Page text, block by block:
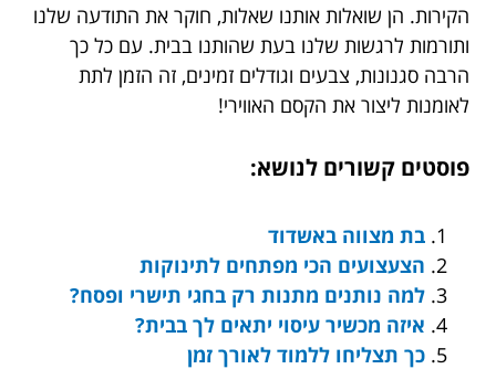
הקירות. הן שואלות אותנו שאלות, חוקר את התודעה שלנו
ותורמות לרגשות שלנו בעת שהותנו בבית. עם כל כך
הרבה סגנונות, צבעים וגודלים זמינים, זה הזמן לתת
לאומנות ליצור את הקסם האווירי!
פוסטים קשורים לנושא:
בת מצווה באשדוד
הצעצועים הכי מפתחים לתינוקות
למה נותנים מתנות רק בחגי תישרי ופסח?
איזה מכשיר עיסוי יתאים לך בבית?
כך תצליחו ללמוד לאורך זמן